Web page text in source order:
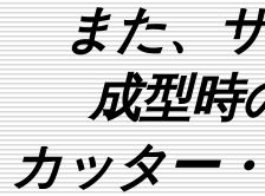
また、
成型時
カッター